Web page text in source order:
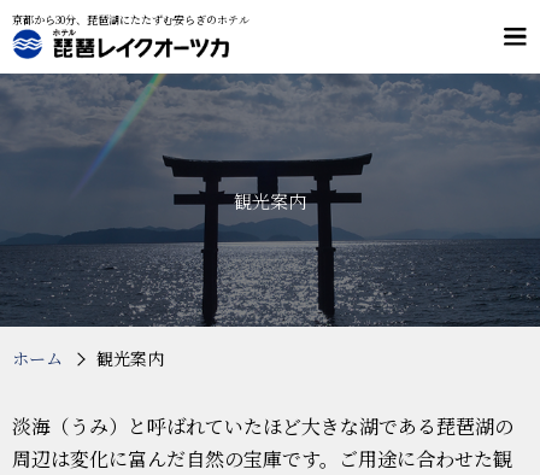
京都から30分、琵琶湖にたたずむ安らぎのホテル
メ
ー
客室
料理
大浴場・貸切風呂
交通案内
プラン・予約
フリーダイヤル
0120-084-205
観光案内
ホーム 観光案内
淡海（うみ）と呼ばれていたほど大きな湖である琵琶湖の
周辺は変化に富んだ自然の宝庫です。ご用途に合わせた観